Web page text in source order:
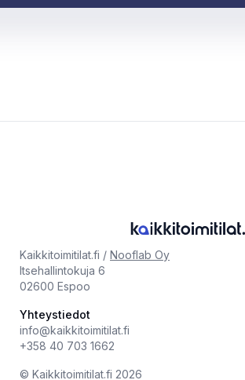
Kaikkitoimitilat.fi / Nooflab Oy
Itsehallintokuja 6
02600 Espoo
Yhteystiedot
info@kaikkitoimitilat.fi
+358 40 703 1662
©️ Kaikkitoimitilat.fi 2026